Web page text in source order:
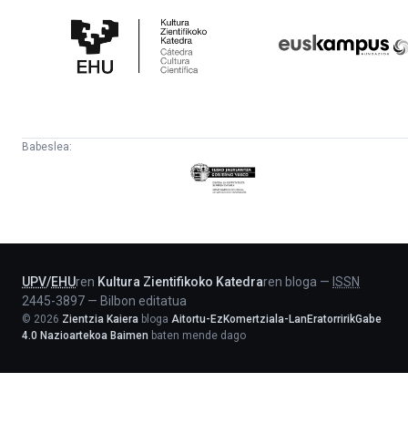
Zientifikoko
Katedra
Babeslea:
Eusko
Jaurlaritza
UPV/EHUren Kultura Zientifikoko Katedraren bloga — ISSN
2445-3897 — Bilbon editatua
© 2026 Zientzia Kaiera bloga Aitortu-EzKomertziala-LanEratorririkGabe
4.0 Nazioartekoa Baimen baten mende dago